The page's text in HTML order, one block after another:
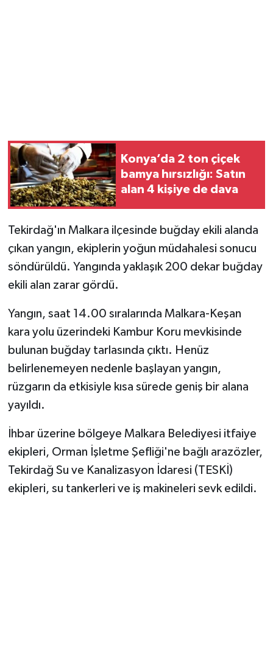
Konya’da 2 ton çiçek
bamya hırsızlığı: Satın
alan 4 kişiye de dava
Tekirdağ'ın Malkara ilçesinde buğday ekili alanda
çıkan yangın, ekiplerin yoğun müdahalesi sonucu
söndürüldü. Yangında yaklaşık 200 dekar buğday
ekili alan zarar gördü.
Yangın, saat 14.00 sıralarında Malkara-Keşan
kara yolu üzerindeki Kambur Koru mevkisinde
bulunan buğday tarlasında çıktı. Henüz
belirlenemeyen nedenle başlayan yangın,
rüzgarın da etkisiyle kısa sürede geniş bir alana
yayıldı.
İhbar üzerine bölgeye Malkara Belediyesi itfaiye
ekipleri, Orman İşletme Şefliği'ne bağlı arazözler,
Tekirdağ Su ve Kanalizasyon İdaresi (TESKİ)
ekipleri, su tankerleri ve iş makineleri sevk edildi.
Seri İlan
Siyaset
Sokak Hayvanlarını Sahiplendirme
Sonsöz Özel
Spor
Yaşam